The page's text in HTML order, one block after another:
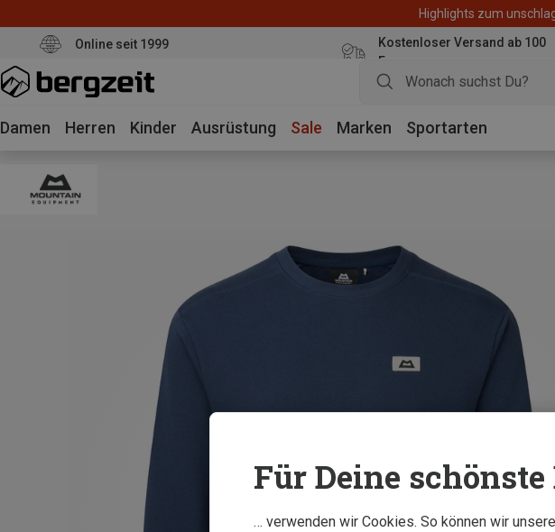
Highlights zum
Online seit 1999
Kostenloser Versand ab 100
Euro
Damen Herren Kinder Ausrüstung Sale Marken Sportarten
Für Deine schönste
… verwenden wir Cookies. So können wir